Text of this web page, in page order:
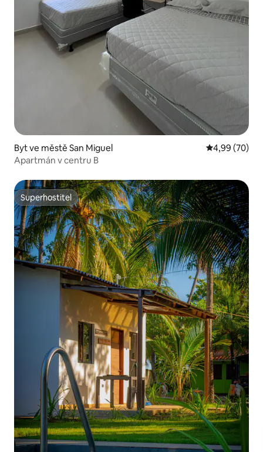
Byt ve městě San Miguel Průměrné
4,99 (70)
Apartmán v centru B
Superhostitel
Superhostitel